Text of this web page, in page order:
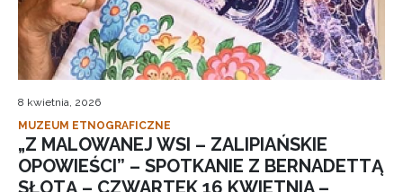
8 kwietnia, 2026
MUZEUM ETNOGRAFICZNE
„Z MALOWANEJ WSI – ZALIPIAŃSKIE
OPOWIEŚCI” – SPOTKANIE Z BERNADETTĄ
SŁOTĄ – CZWARTEK 16 KWIETNIA –